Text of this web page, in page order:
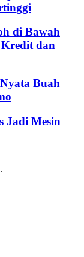
di Bawah
dan
Buah
Jadi Mesin